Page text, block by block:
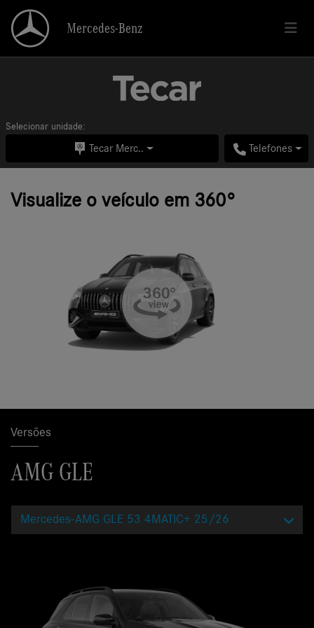
Mercedes-Benz
Selecionar unidade:
Tecar Merc.. Telefones
Visualize o veículo em 360°
Versões
AMG GLE
Mercedes-AMG GLE 53 4MATIC+ 25/26
Mercedes-Benz